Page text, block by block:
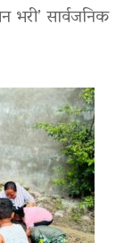
भरी’ सार्वजनिक